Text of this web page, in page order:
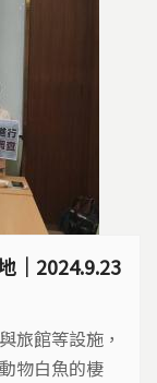
｜2024.9.23
旅館等設施，
物白魚的棲